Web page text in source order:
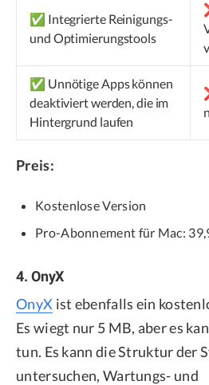
✅ Integrierte Reinigungs-
und Optimierungstools
✅ Unnötige Apps können
deaktiviert werden, die im
Hintergrund laufen
Preis:
Kostenlose Version
Pro-Abonnement für Mac:
4. OnyX
OnyX ist ebenfalls ein
Es wiegt nur 5 MB, aber es
tun. Es kann die Struktur der
untersuchen, Wartungs- und